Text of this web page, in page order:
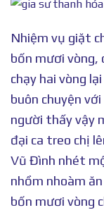
Nhiệm vụ giặt
bốn mươi vòng,
chạy hai vòng
buôn chuyện
người thấy vậy
đại ca treo chị
Vũ Đình nhét
nhồm nhoàm
bốn mươi vòng